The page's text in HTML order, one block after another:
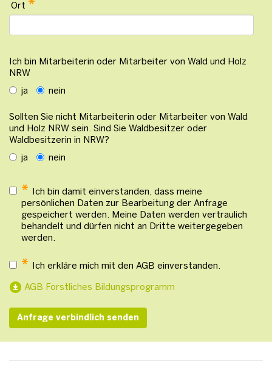
Ort *
Ich bin Mitarbeiterin oder Mitarbeiter von Wald und Holz
NRW
ja
nein
Sollten Sie nicht Mitarbeiterin oder Mitarbeiter von Wald
und Holz NRW sein. Sind Sie Waldbesitzer oder
Waldbesitzerin in NRW?
ja
nein
* Ich bin damit einverstanden, dass meine
persönlichen Daten zur Bearbeitung der Anfrage
gespeichert werden. Meine Daten werden vertraulich
behandelt und dürfen nicht an Dritte weitergegeben
werden.
* Ich erkläre mich mit den AGB einverstanden.
AGB Forstliches Bildungsprogramm